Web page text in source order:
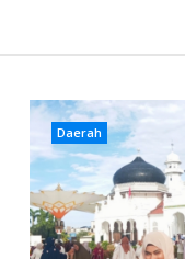
Daerah